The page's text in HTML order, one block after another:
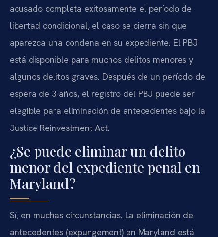
acusado completa exitosamente el período de
libertad condicional, el caso se cierra sin que
aparezca una condena en su expediente. El PBJ
está disponible para muchos delitos menores y
algunos delitos graves. Después de un período de
espera de 3 años, el registro del PBJ puede ser
elegible para eliminación de antecedentes bajo la
Justice Reinvestment Act.
¿Se puede eliminar un delito
menor del expediente penal en
Maryland?
Sí, en muchas circunstancias. La eliminación de
antecedentes (expungement) en Maryland está